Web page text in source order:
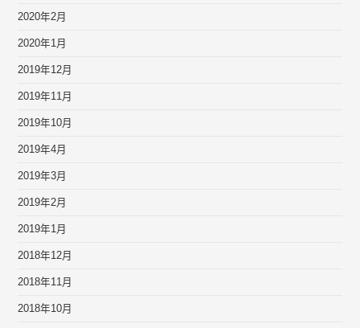
2020年2月
2020年1月
2019年12月
2019年11月
2019年10月
2019年4月
2019年3月
2019年2月
2019年1月
2018年12月
2018年11月
2018年10月